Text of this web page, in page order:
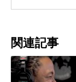
関連記事